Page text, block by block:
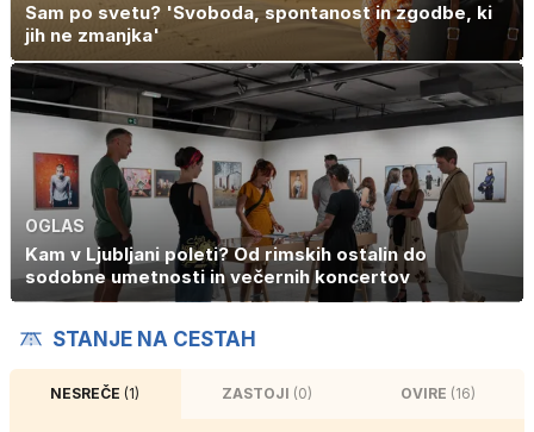
Sam po svetu? 'Svoboda, spontanost in zgodbe, ki
jih ne zmanjka'
OGLAS
Kam v Ljubljani poleti? Od rimskih ostalin do
sodobne umetnosti in večernih koncertov
STANJE NA CESTAH
NESREČE(1) ZASTOJI (0) OVIRE (16)